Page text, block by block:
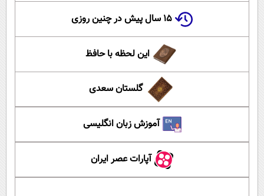
۱۵ سال پیش در چنین روزی
این لحظه با حافظ
گلستان سعدی
آموزش زبان انگلیسی
آپارات عصر ایران